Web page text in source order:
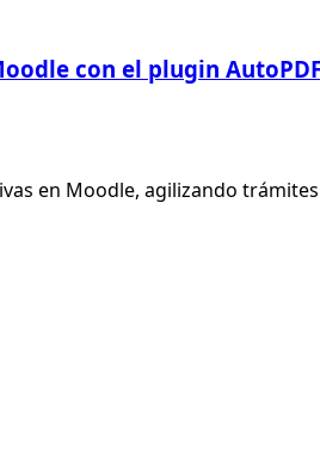
con el plugin
en Moodle, agilizando